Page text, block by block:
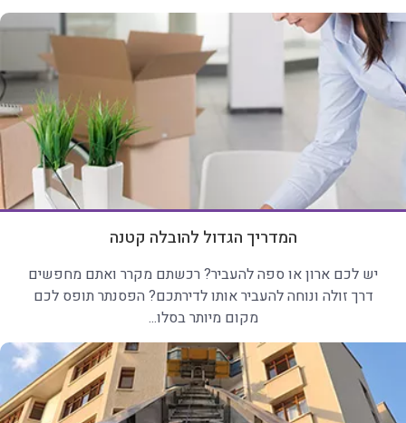
המדריך הגדול להובלה קטנה
יש לכם ארון או ספה להעביר? רכשתם מקרר ואתם מחפשים
דרך זולה ונוחה להעביר אותו לדירתכם? הפסנתר תופס לכם
מקום מיותר בסלו...